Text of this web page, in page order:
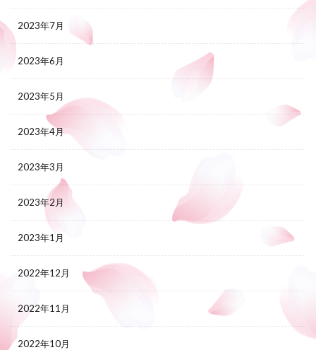
2023年7月
2023年6月
2023年5月
2023年4月
2023年3月
2023年2月
2023年1月
2022年12月
2022年11月
2022年10月